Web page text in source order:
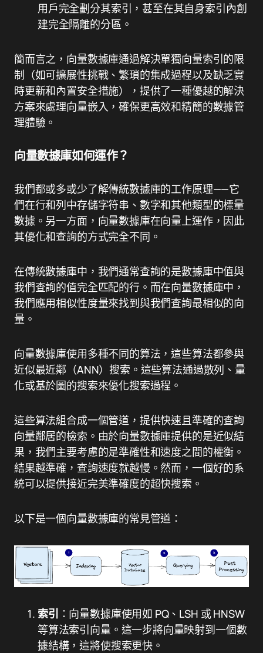
用戶完全劃分其索引，甚至在其自身索引內創
建完全隔離的分區。
簡而言之，向量數據庫通過解決單獨向量索引的限
制（如可擴展性挑戰、繁瑣的集成過程以及缺乏實
時更新和內置安全措施），提供了一種優越的解決
方案來處理向量嵌入，確保更高效和精簡的數據管
理體驗。
向量數據庫如何運作？
我們都或多或少了解傳統數據庫的工作原理——它
們在行和列中存儲字符串、數字和其他類型的標量
數據。另一方面，向量數據庫在向量上運作，因此
其優化和查詢的方式完全不同。
在傳統數據庫中，我們通常查詢的是數據庫中值與
我們查詢的值完全匹配的行。而在向量數據庫中，
我們應用相似性度量來找到與我們查詢最相似的向
量。
向量數據庫使用多種不同的算法，這些算法都參與
近似最近鄰（ANN）搜索。這些算法通過散列、量
化或基於圖的搜索來優化搜索過程。
這些算法組合成一個管道，提供快速且準確的查詢
向量鄰居的檢索。由於向量數據庫提供的是近似結
果，我們主要考慮的是準確性和速度之間的權衡。
結果越準確，查詢速度就越慢。然而，一個好的系
統可以提供接近完美準確度的超快搜索。
以下是一個向量數據庫的常見管道：
索引 ：向量數據庫使用如 PQ、LSH 或 HNSW
等算法索引向量。這一步將向量映射到一個數
據結構，這將使搜索更快。